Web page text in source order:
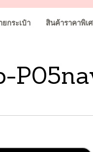
ยกระเป๋า สินค้าราคาพิเ